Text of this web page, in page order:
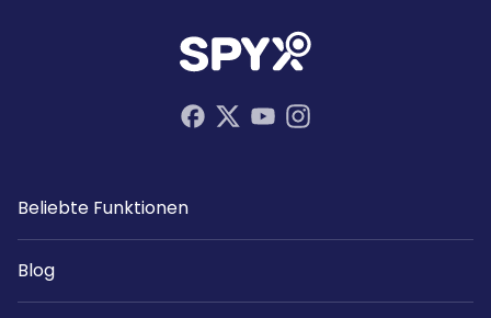
Beliebte Funktionen
Blog